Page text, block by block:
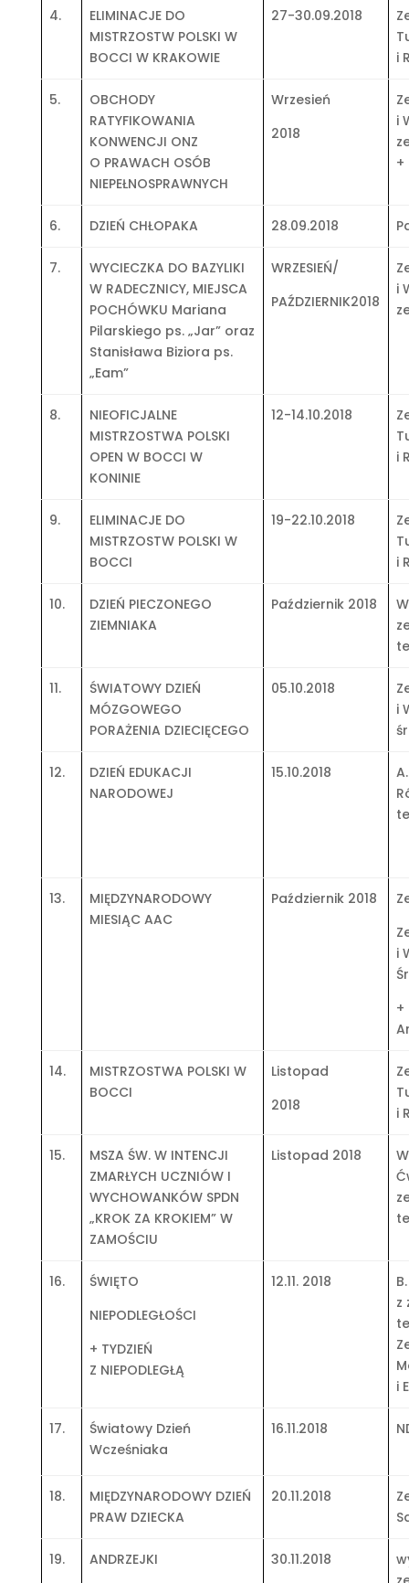
4.
ELIMINACJE DO
MISTRZOSTW POLSKI W
BOCCI W KRAKOWIE
27-30.09.2018
i
5.
OBCHODY
RATYFIKOWANIA
KONWENCJI ONZ
O PRAWACH OSÓB
NIEPEŁNOSPRAWNYCH
Wrzesień
2018
i
+
6. DZIEŃ CHŁOPAKA 28.09.2018
7.
WYCIECZKA DO BAZYLIKI
W RADECZNICY, MIEJSCA
POCHÓWKU Mariana
Pilarskiego ps. „Jar” oraz
Stanisława Biziora ps.
„Eam”
WRZESIEŃ/
PAŹDZIERNIK2018
i
8.
NIEOFICJALNE
MISTRZOSTWA POLSKI
OPEN W BOCCI W
KONINIE
12-14.10.2018
i
9.
ELIMINACJE DO
MISTRZOSTW POLSKI W
BOCCI
19-22.10.2018
i
10.
DZIEŃ PIECZONEGO
ZIEMNIAKA
Październik 2018
11.
ŚWIATOWY DZIEŃ
MÓZGOWEGO
PORAŻENIA DZIECIĘCEGO
05.10.2018
i
12.
DZIEŃ EDUKACJI
NARODOWEJ
15.10.2018
13.
MIĘDZYNARODOWY
MIESIĄC AAC
Październik 2018
i
+
14.
MISTRZOSTWA POLSKI W
BOCCI
Listopad
2018
i
15.
MSZA ŚW. W INTENCJI
ZMARŁYCH UCZNIÓW I
WYCHOWANKÓW SPDN
„KROK ZA KROKIEM” W
ZAMOŚCIU
Listopad 2018
16.
ŚWIĘTO
NIEPODLEGŁOŚCI
+ TYDZIEŃ
Z NIEPODLEGŁĄ
12.11. 2018
z
i
17.
Światowy Dzień
Wcześniaka
16.11.2018
18.
MIĘDZYNARODOWY DZIEŃ
PRAW DZIECKA
20.11.2018
19. ANDRZEJKI 30.11.2018